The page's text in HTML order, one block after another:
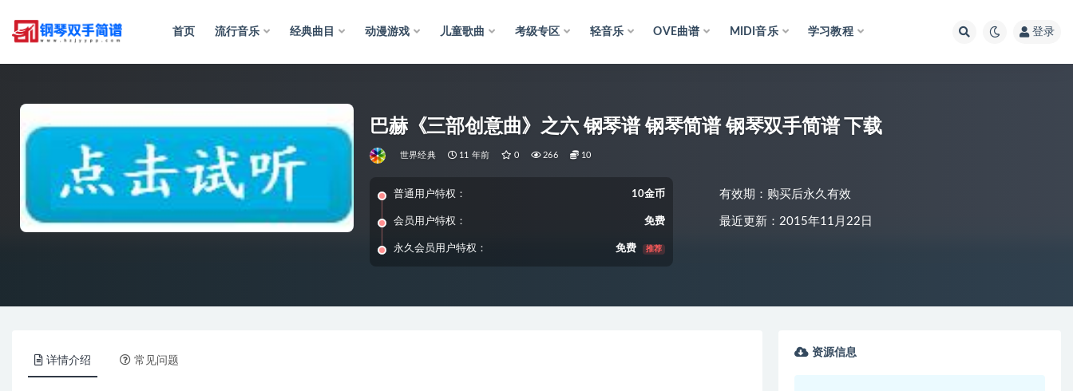
首页 流行音乐 经典曲目 动漫游戏 儿童歌曲 考级专区 轻音乐 OVE曲谱 MIDI音乐 学习教程 登录
巴赫《三部创意曲》之六 钢琴谱 钢琴简谱 钢琴双手简谱 下载
世界经典 11 年前 0 266 10
普通用户特权： 10金币
会员用户特权： 免费
永久会员用户特权： 免费 推荐
有效期：购买后永久有效
最近更新：2015年11月22日
详情介绍 常见问题
资源信息